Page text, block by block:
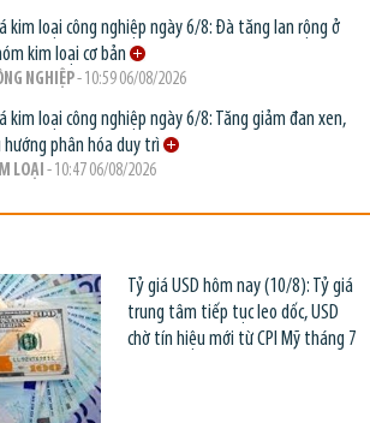
kim loại công nghiệp ngày 6/8: Đà tăng lan rộng ở
kim loại cơ bản
NGHIỆP- 10:59 06/08/2026
kim loại công nghiệp ngày 6/8: Tăng giảm đan xen,
hướng phân hóa duy trì
LOẠI - 10:47 06/08/2026
Tỷ giá USD hôm nay (10/8): Tỷ giá
trung tâm tiếp tục leo dốc, USD
chờ tín hiệu mới từ CPI Mỹ tháng 7